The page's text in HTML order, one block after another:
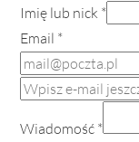
Imię lub nick *
Email *
Wiadomość *